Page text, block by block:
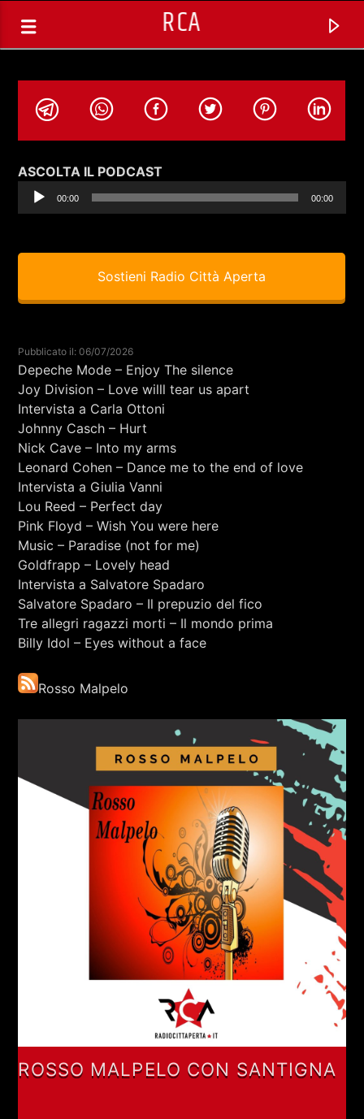
RCA
NIGHT TOYS (REPLICA) CON DARIO
PIZZETTI
RCA - Radio città aperta
+393401974468
Sostieni Radio Città Aperta
ASCOLTA IL PODCAST
Player
00:00 00:00
Sostieni Radio Città Aperta
Pubblicato il: 06/07/2026
Depeche Mode – Enjoy The silence
Joy Division – Love willl tear us apart
Intervista a Carla Ottoni
Johnny Casch – Hurt
Nick Cave – Into my arms
Leonard Cohen – Dance me to the end of love
Intervista a Giulia Vanni
Lou Reed – Perfect day
Pink Floyd – Wish You were here
Music – Paradise (not for me)
Goldfrapp – Lovely head
Intervista a Salvatore Spadaro
Salvatore Spadaro – Il prepuzio del fico
Tre allegri ragazzi morti – Il mondo prima
Billy Idol – Eyes without a face
Rosso Malpelo
ROSSO MALPELO CON SANTIGNA